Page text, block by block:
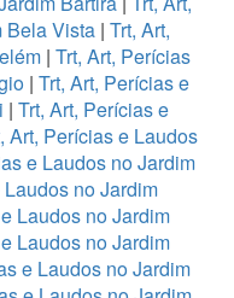
Bela Vista| Trt, Art,
| Trt, Art, Perícias
| Trt, Art, Perícias e
| Trt, Art, Perícias e
Art, Perícias e Laudos
e Laudos no Jardim
no Jardim
Laudos no Jardim
Laudos no Jardim
e Laudos no Jardim